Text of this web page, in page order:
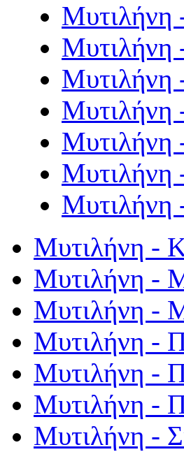
Μυτιλήνη
Μυτιλήνη
Μυτιλήνη
Μυτιλήνη
Μυτιλήνη
Μυτιλήνη
Μυτιλήνη
Μυτιλήνη -
Μυτιλήνη -
Μυτιλήνη -
Μυτιλήνη -
Μυτιλήνη -
Μυτιλήνη -
Μυτιλήνη -